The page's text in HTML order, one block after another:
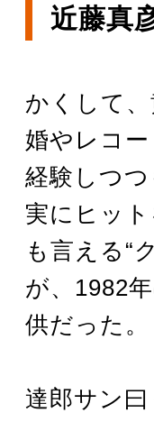
近藤真
かくして
婚やレコ
経験しつ
実にヒッ
も言える“
が、1982
供だった。
達郎サン